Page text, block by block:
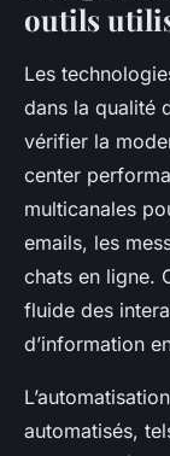
outils
Les
dans la qualité
vérifier la
center
multicanales
emails, les
chats en ligne.
fluide des
d’information
automatisés,